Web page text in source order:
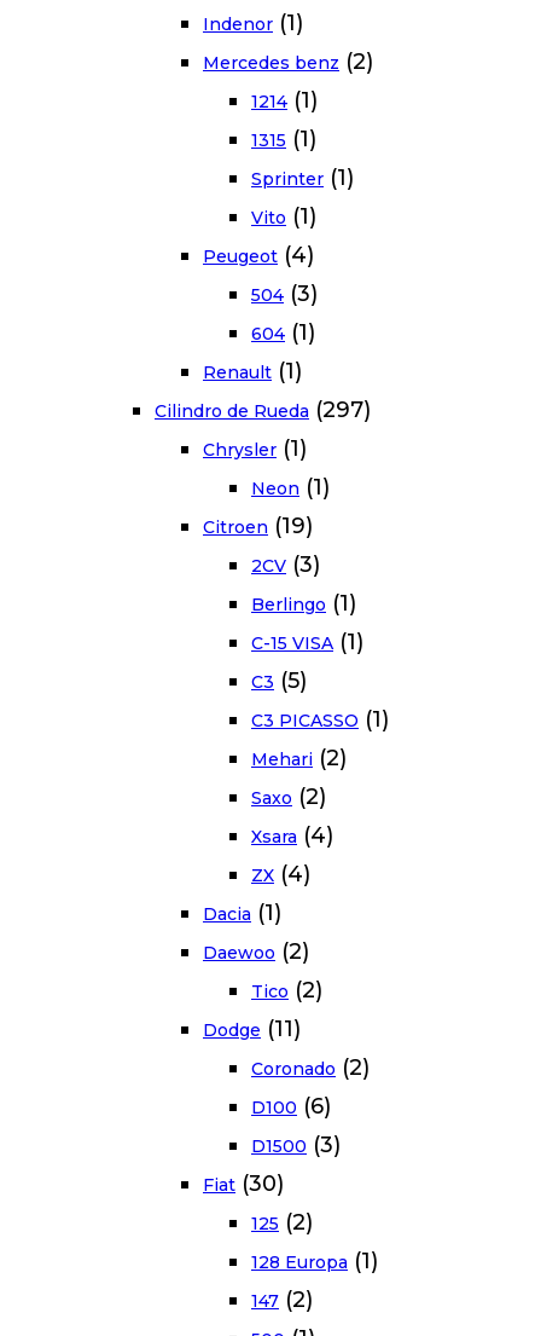
Indenor (1)
Mercedes benz (2)
1214 (1)
1315 (1)
Sprinter (1)
Vito (1)
Peugeot (4)
504 (3)
604 (1)
Renault (1)
Cilindro de Rueda (297)
Chrysler (1)
Neon (1)
Citroen (19)
2CV (3)
Berlingo (1)
C-15 VISA (1)
C3 (5)
C3 PICASSO (1)
Mehari (2)
Saxo (2)
Xsara (4)
ZX (4)
Dacia (1)
Daewoo (2)
Tico (2)
Dodge (11)
Coronado (2)
D100 (6)
D1500 (3)
Fiat (30)
125 (2)
128 Europa (1)
147 (2)